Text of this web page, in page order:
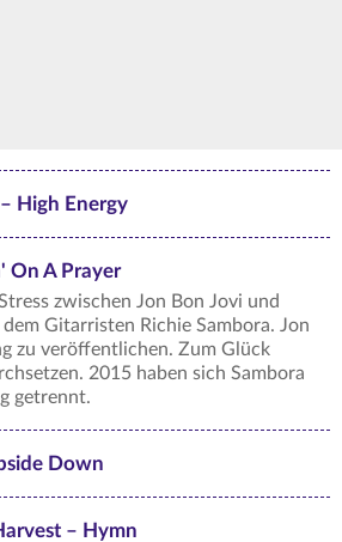
High Energy
On A Prayer
zwischen Jon Bon Jovi und
Gitarristen Richie Sambora. Jon
zu veröffentlichen. Zum Glück
2015 haben sich Sambora
getrennt.
Down
– Hymn